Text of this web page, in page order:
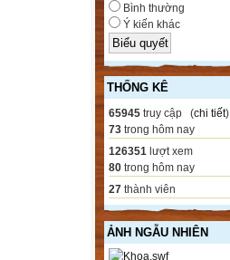
Bình thường
Ý kiến khác
THỐNG KÊ
65945 truy cập (chi tiết)
73 trong hôm nay
126351 lượt xem
80 trong hôm nay
27 thành viên
ẢNH NGẪU NHIÊN